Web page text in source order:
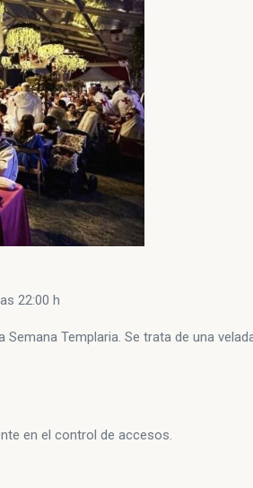
22:00 h
Templaria. Se trata de una
en el control de accesos.